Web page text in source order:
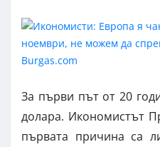
За първи път от 20
долара. Икономистът
първата причина са